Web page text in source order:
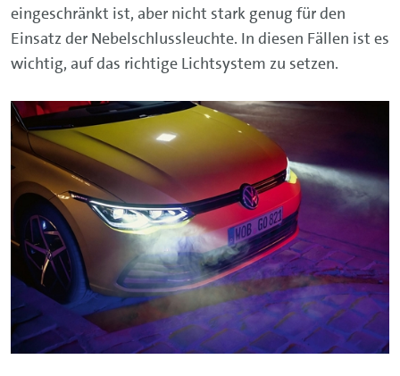
eingeschränkt ist, aber nicht stark genug für den
Einsatz der Nebelschlussleuchte. In diesen Fällen ist es
wichtig, auf das richtige Lichtsystem zu setzen.